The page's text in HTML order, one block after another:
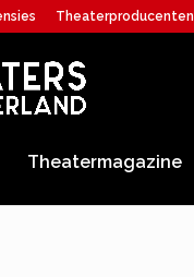
Theaterproducenten
Theatermagazine